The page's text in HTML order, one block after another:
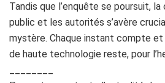
Tandis que l’enquête se poursuit,
public et les autorités s’avère
mystère. Chaque instant compte
de haute technologie reste, pour